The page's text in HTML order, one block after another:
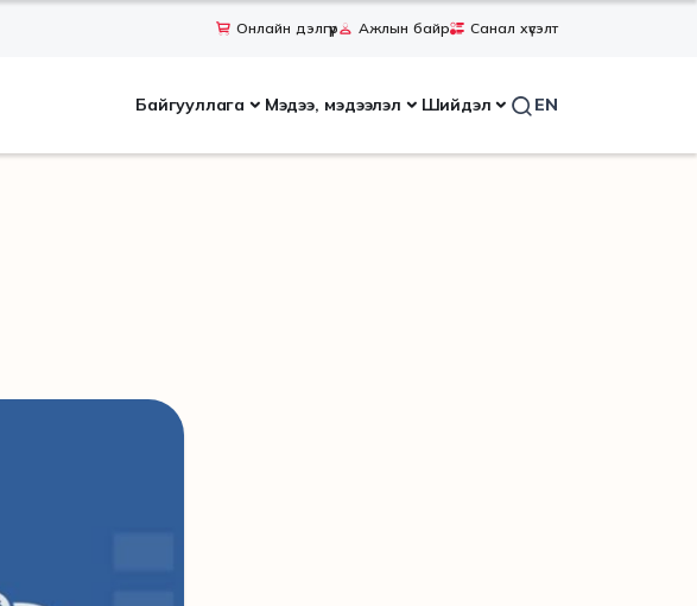
Онлайн дэлгүүр Ажлын байр Санал хүсэлт
Байгууллага Мэдээ, мэдээлэл Шийдэл EN